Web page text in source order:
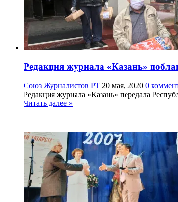
Редакция журнала «Казань»
Союз Журналистов РТ 20 мая, 2020 0
Редакция журнала «Казань» передала
Читать далее »